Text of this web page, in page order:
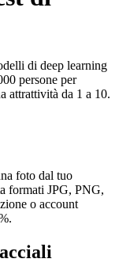
di deep learning
persone per
attrattività da 1 a 10.
foto dal tuo
formati JPG, PNG,
o account